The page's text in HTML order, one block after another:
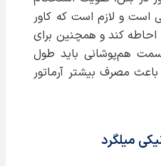
است و لازم است که کاور
کند و همچنین برای
قسمت هم‌پوشانی باید طول
مصرف بیشتر آرماتور
میلگرد